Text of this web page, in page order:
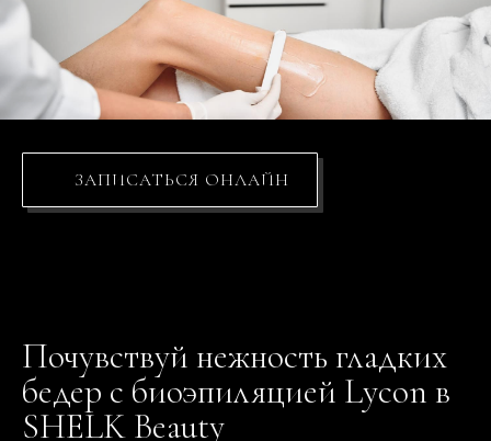
ЗАПИСАТЬСЯ ОНЛАЙН
Почувствуй нежность гладких
бедер с биоэпиляцией Lycon в
SHELK Beauty